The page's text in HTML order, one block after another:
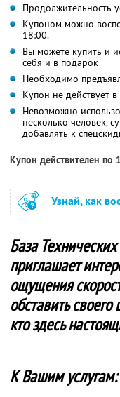
Продолжительность
Купоном можно
18:00.
Вы можете купить и
себя и в подарок
Необходимо
Купон не действует
Невозможно
несколько человек,
добавлять к
Купон действителен по
Узнай, как
База
приглашает
ощущения
обставить
кто здесь
К Вашим услугам: